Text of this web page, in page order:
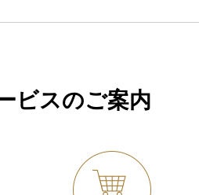
ビスのご案内